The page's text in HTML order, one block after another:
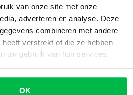
van onze site met onze
adverteren en analyse. Deze
combineren met andere
heeft verstrekt of die ze hebben
uw gebruik van hun services.
OK